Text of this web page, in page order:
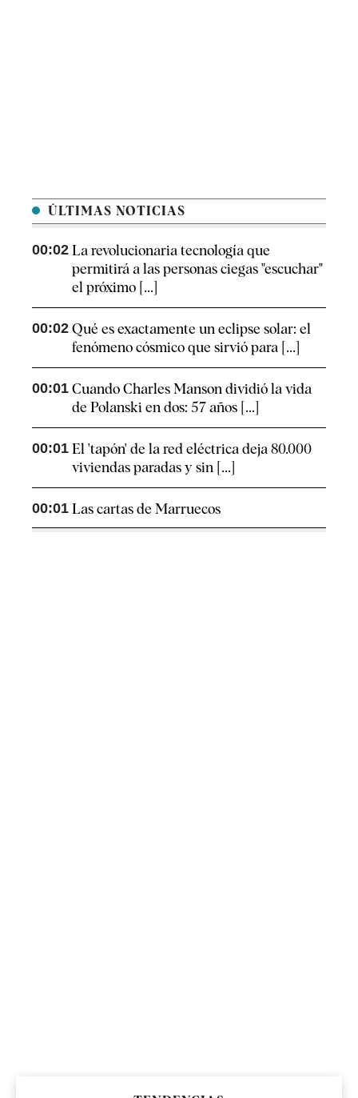
ÚLTIMAS NOTICIAS
00:02 La revolucionaria tecnología que
permitirá a las personas ciegas "escuchar"
el próximo [...]
00:02 Qué es exactamente un eclipse solar: el
fenómeno cósmico que sirvió para [...]
00:01 Cuando Charles Manson dividió la vida
de Polanski en dos: 57 años [...]
00:01 El 'tapón' de la red eléctrica deja 80.000
viviendas paradas y sin [...]
00:01 Las cartas de Marruecos